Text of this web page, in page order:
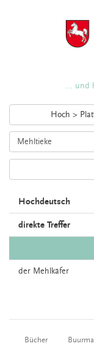
... und
Hoch >
Hochdeutsch
direkte Treffer
der Mehlkäfer
Bücher